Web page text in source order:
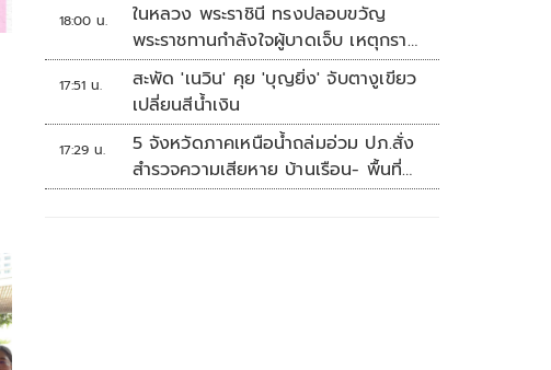
18:00 น.
ในหลวง พระราชินี ทรงปลอบขวัญ
พระราชทานกำลังใจผู้บาดเจ็บ เหตุกราด
ยิง รร.เทพศิรินทร์นนทบุรี
17:51 น.
สะพัด 'เนวิน' คุย 'บุญยิ่ง' จับตางูเขียว
เปลี่ยนสีน้ำเงิน
17:29 น.
5 จังหวัดภาคเหนือน้ำถล่มอ่วม ปภ.สั่ง
สำรวจความเสียหาย บ้านเรือน- พื้นที่
เกษตร